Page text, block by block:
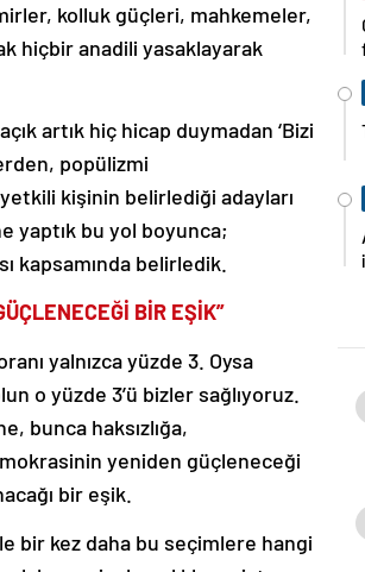
kolluk güçleri, mahkemeler,
hiçbir anadili yasaklayarak
artık hiç hicap duymadan ‘Bizi
popülizmi
kişinin belirlediği adayları
yaptık bu yol boyunca;
kapsamında belirledik.
BİR EŞİK”
yalnızca yüzde 3. Oysa
o yüzde 3’ü bizler sağlıyoruz.
bunca haksızlığa,
yeniden güçleneceği
bir eşik.
bir kez daha bu seçimlere hangi